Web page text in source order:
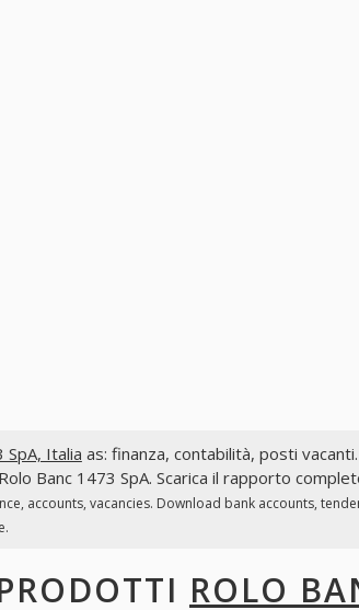
SpA, Italia as: finanza, contabilità, posti
Banc 1473 SpA. Scarica il rapporto
accounts, vacancies. Download bank accounts,
ROLO